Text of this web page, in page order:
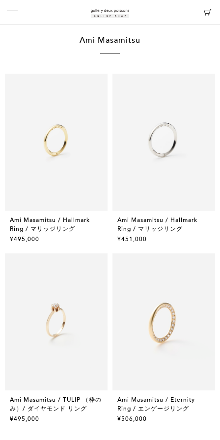
Ami Masamitsu
Ami Masamitsu / Hallmark
Ring / マリッジリング
¥495,000
Ami Masamitsu / Hallmark
Ring / マリッジリング
¥451,000
Ami Masamitsu / TULIP （枠の
み）/ ダイヤモンド リング
¥495,000
Ami Masamitsu / Eternity
Ring / エンゲージリング
¥506,000